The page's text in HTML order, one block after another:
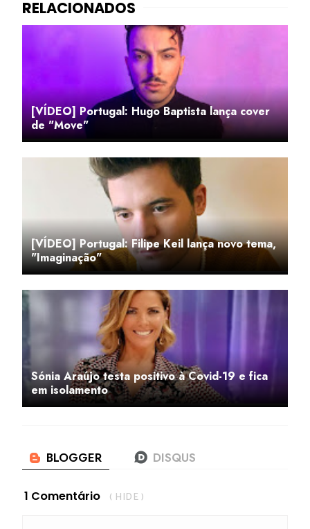
[VÍDEO] Portugal: Hugo Baptista lança cover
de "Move"
[VÍDEO] Portugal: Filipe Keil lança novo tema,
"Imaginação"
Sónia Araújo testa positivo à Covid-19 e fica
em isolamento
1 Comentário ( HIDE )